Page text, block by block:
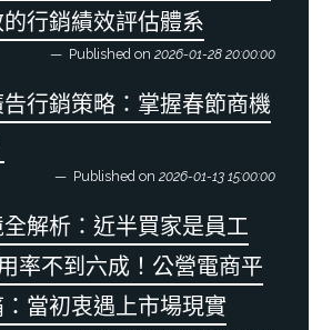
行銷績效評估體系
Published on 2026-01-28 20:00:00
行銷策略：掌握春節商機
Published on 2026-01-13 15:00:00
解析：近半買家是員工
率不到六成！公營電商平
當初衷遇上市場現實